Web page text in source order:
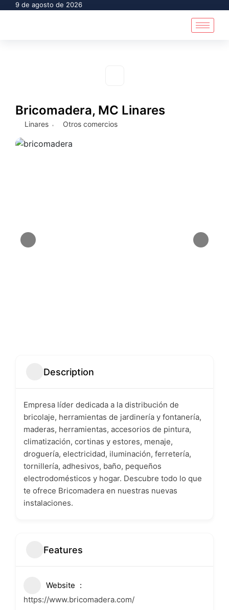
9 de agosto de 2026
Bricomadera, MC Linares
Linares Otros comercios
Description
Empresa líder dedicada a la distribución de
bricolaje, herramientas de jardinería y fontanería,
maderas, herramientas, accesorios de pintura,
climatización, cortinas y estores, menaje,
droguería, electricidad, iluminación, ferretería,
tornillería, adhesivos, baño, pequeños
electrodomésticos y hogar. Descubre todo lo que
te ofrece Bricomadera en nuestras nuevas
instalaciones.
Features
Website
https://www.bricomadera.com/